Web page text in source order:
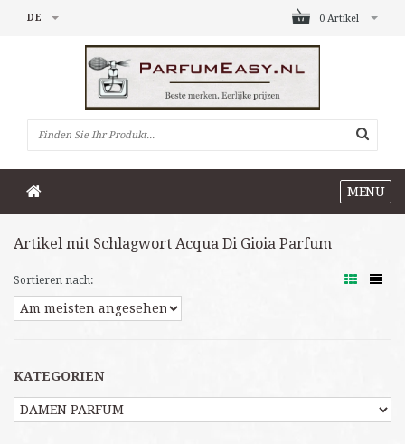
0 Artikel
DE
MENU
Artikel mit Schlagwort Acqua Di Gioia Parfum
Sortieren nach:
KATEGORIEN